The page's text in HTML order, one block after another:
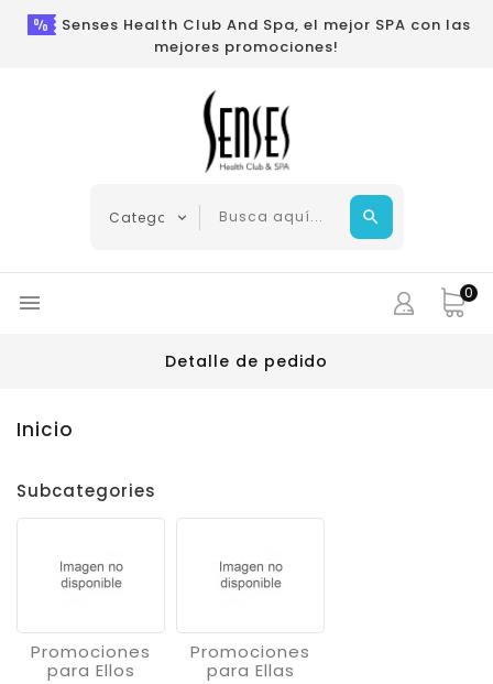
Senses Health Club And Spa, el mejor SPA con las
mejores promociones!
 0
Detalle de pedido
Inicio
Subcategories
Promociones
para Ellos
Promociones
para Ellas